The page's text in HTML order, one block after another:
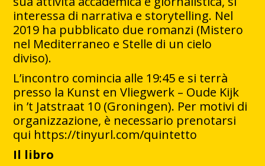
interessa di narrativa e storytelling. Nel
2019 ha pubblicato due romanzi (Mistero
nel Mediterraneo e Stelle di un cielo
diviso).
L’incontro comincia alle 19:45 e si terrà
presso la Kunst en Vliegwerk – Oude Kijk
in ’t Jatstraat 10 (Groningen). Per motivi di
organizzazione, è necessario prenotarsi
qui https://tinyurl.com/quintetto
Il libro